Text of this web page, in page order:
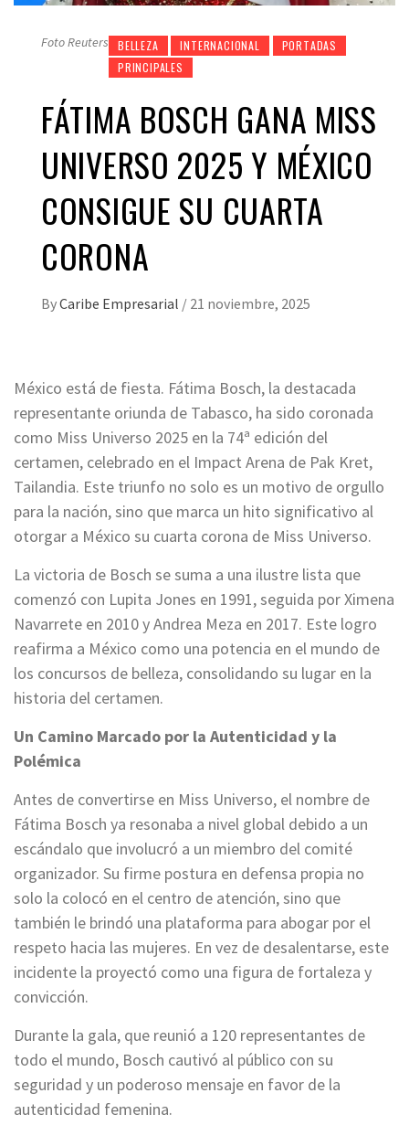
Foto Reuters BELLEZA INTERNACIONAL
PORTADAS
PRINCIPALES
FÁTIMA BOSCH GANA MISS
UNIVERSO 2025 Y MÉXICO
CONSIGUE SU CUARTA
CORONA
ByCaribe Empresarial / 21 noviembre, 2025
México está de fiesta. Fátima Bosch, la destacada
representante oriunda de Tabasco, ha sido coronada
como Miss Universo 2025 en la 74ª edición del
certamen, celebrado en el Impact Arena de Pak Kret,
Tailandia. Este triunfo no solo es un motivo de orgullo
para la nación, sino que marca un hito significativo al
otorgar a México su cuarta corona de Miss Universo.
La victoria de Bosch se suma a una ilustre lista que
comenzó con Lupita Jones en 1991, seguida por Ximena
Navarrete en 2010 y Andrea Meza en 2017. Este logro
reafirma a México como una potencia en el mundo de
los concursos de belleza, consolidando su lugar en la
historia del certamen.
Un Camino Marcado por la Autenticidad y la
Polémica
Antes de convertirse en Miss Universo, el nombre de
Fátima Bosch ya resonaba a nivel global debido a un
escándalo que involucró a un miembro del comité
organizador. Su firme postura en defensa propia no
solo la colocó en el centro de atención, sino que
también le brindó una plataforma para abogar por el
respeto hacia las mujeres. En vez de desalentarse, este
incidente la proyectó como una figura de fortaleza y
convicción.
Durante la gala, que reunió a 120 representantes de
todo el mundo, Bosch cautivó al público con su
seguridad y un poderoso mensaje en favor de la
autenticidad femenina.